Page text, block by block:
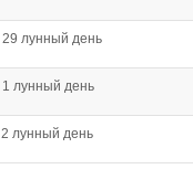
29 лунный день
1 лунный день
2 лунный день